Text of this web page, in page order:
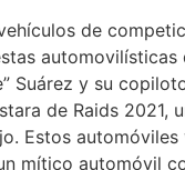
de
Suárez y su
de Raids
Estos
mítico automóvil